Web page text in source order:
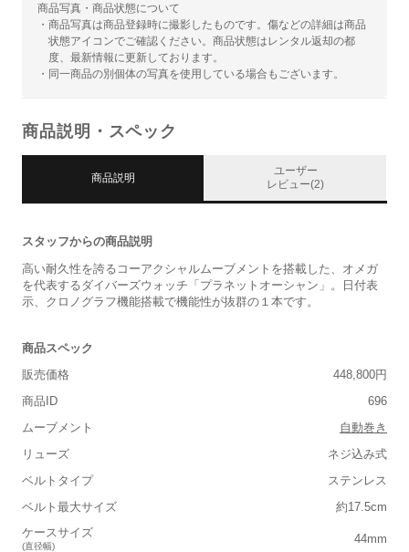
商品写真・商品状態について
・商品写真は商品登録時に撮影したものです。傷などの詳細は商品
状態アイコンでご確認ください。商品状態はレンタル返却の都
度、最新情報に更新しております。
・同一商品の別個体の写真を使用している場合もございます。
商品説明・スペック
商品説明
ユーザー
レビュー(2)
スタッフからの商品説明
高い耐久性を誇るコーアクシャルムーブメントを搭載した、オメガ
を代表するダイバーズウォッチ「プラネットオーシャン」。日付表
示、クロノグラフ機能搭載で機能性が抜群の１本です。
商品スペック
販売価格
448,800円
商品ID
696
ムーブメント
自動巻き
リューズ
ネジ込み式
ベルトタイプ
ステンレス
ベルト最大サイズ
約17.5cm
ケースサイズ
(直径幅)
44mm